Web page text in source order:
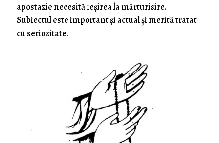
apostazie necesită ieșirea la mărturisire.
Subiectul este important și actual și merită tratat
cu seriozitate.